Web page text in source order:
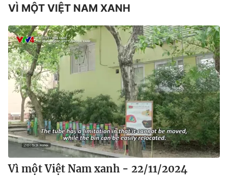
VÌ MỘT VIỆT NAM XANH
Vì một Việt Nam xanh - 22/11/2024